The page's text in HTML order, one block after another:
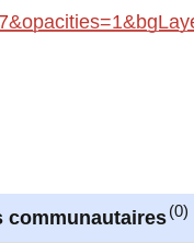
communautaires 0